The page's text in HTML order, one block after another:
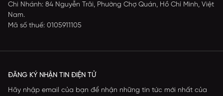
Chi Nhánh: 84 Nguyễn Trãi, Phường Chợ Quán, Hồ Chí Minh, Việt
Nam.
Mã số thuế: 0105911105
ĐĂNG KÝ NHẬN TIN ĐIỆN TỬ
Hãy nhập email của bạn để nhận những tin tức mới nhất của